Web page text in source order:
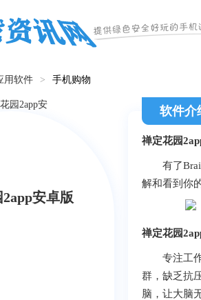
用软件 > 手机购物
软件介
安卓版
禅定花园
有了
解和看到你
禅定花园
专注工作
群，缺乏抗
脑，让大脑